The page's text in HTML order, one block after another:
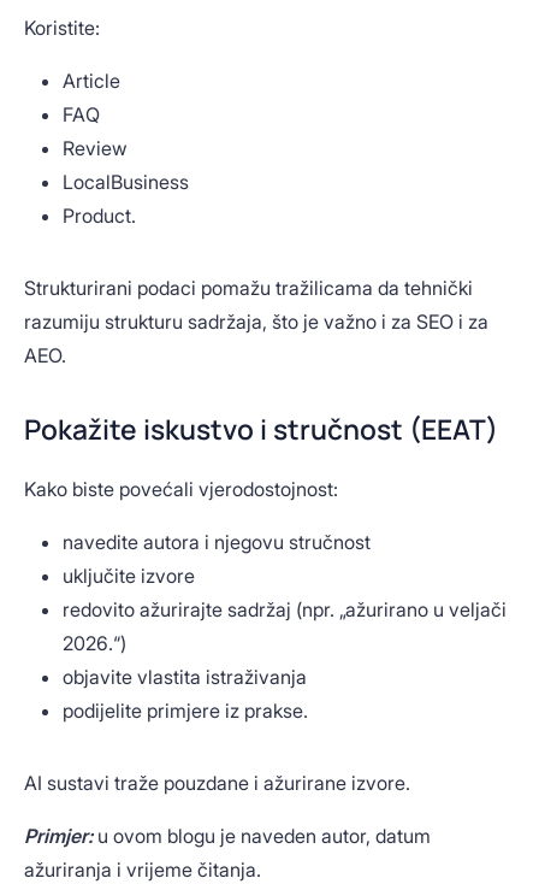
Koristite:
Article
FAQ
Review
LocalBusiness
Product.
Strukturirani podaci pomažu tražilicama da tehnički
razumiju strukturu sadržaja, što je važno i za SEO i za
AEO.
Pokažite iskustvo i stručnost (EEAT)
Kako biste povećali vjerodostojnost:
navedite autora i njegovu stručnost
uključite izvore
redovito ažurirajte sadržaj (npr. „ažurirano u veljači
2026.“)
objavite vlastita istraživanja
podijelite primjere iz prakse.
AI sustavi traže pouzdane i ažurirane izvore.
Primjer: u ovom blogu je naveden autor, datum
ažuriranja i vrijeme čitanja.